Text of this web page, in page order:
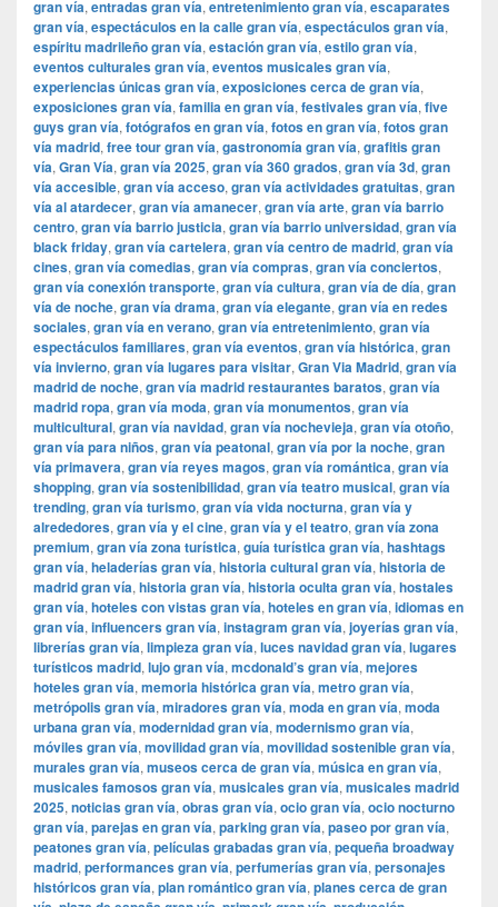
gran vía, entradas gran vía, entretenimiento gran vía, escaparates
gran vía, espectáculos en la calle gran vía, espectáculos gran vía,
espíritu madrileño gran vía, estación gran vía, estilo gran vía,
eventos culturales gran vía, eventos musicales gran vía,
experiencias únicas gran vía, exposiciones cerca de gran vía,
exposiciones gran vía, familia en gran vía, festivales gran vía, five
guys gran vía, fotógrafos en gran vía, fotos en gran vía, fotos gran
vía madrid, free tour gran vía, gastronomía gran vía, grafitis gran
vía, Gran Vía, gran vía 2025, gran vía 360 grados, gran vía 3d, gran
vía accesible, gran vía acceso, gran vía actividades gratuitas, gran
vía al atardecer, gran vía amanecer, gran vía arte, gran vía barrio
centro, gran vía barrio justicia, gran vía barrio universidad, gran vía
black friday, gran vía cartelera, gran vía centro de madrid, gran vía
cines, gran vía comedias, gran vía compras, gran vía conciertos,
gran vía conexión transporte, gran vía cultura, gran vía de día, gran
vía de noche, gran vía drama, gran vía elegante, gran vía en redes
sociales, gran vía en verano, gran vía entretenimiento, gran vía
espectáculos familiares, gran vía eventos, gran vía histórica, gran
vía invierno, gran vía lugares para visitar, ​​Gran Via Madrid, gran vía
madrid de noche, gran vía madrid restaurantes baratos, gran vía
madrid ropa, gran vía moda, gran vía monumentos, gran vía
multicultural, gran vía navidad, gran vía nochevieja, gran vía otoño,
gran vía para niños, gran vía peatonal, gran vía por la noche, gran
vía primavera, gran vía reyes magos, gran vía romántica, gran vía
shopping, gran vía sostenibilidad, gran vía teatro musical, gran vía
trending, gran vía turismo, gran vía vida nocturna, gran vía y
alrededores, gran vía y el cine, gran vía y el teatro, gran vía zona
premium, gran vía zona turística, guía turística gran vía, hashtags
gran vía, heladerías gran vía, historia cultural gran vía, historia de
madrid gran vía, historia gran vía, historia oculta gran vía, hostales
gran vía, hoteles con vistas gran vía, hoteles en gran vía, idiomas en
gran vía, influencers gran vía, instagram gran vía, joyerías gran vía,
librerías gran vía, limpieza gran vía, luces navidad gran vía, lugares
turísticos madrid, lujo gran vía, mcdonald’s gran vía, mejores
hoteles gran vía, memoria histórica gran vía, metro gran vía,
metrópolis gran vía, miradores gran vía, moda en gran vía, moda
urbana gran vía, modernidad gran vía, modernismo gran vía,
móviles gran vía, movilidad gran vía, movilidad sostenible gran vía,
murales gran vía, museos cerca de gran vía, música en gran vía,
musicales famosos gran vía, musicales gran vía, musicales madrid
2025, noticias gran vía, obras gran vía, ocio gran vía, ocio nocturno
gran vía, parejas en gran vía, parking gran vía, paseo por gran vía,
peatones gran vía, películas grabadas gran vía, pequeña broadway
madrid, performances gran vía, perfumerías gran vía, personajes
históricos gran vía, plan romántico gran vía, planes cerca de gran